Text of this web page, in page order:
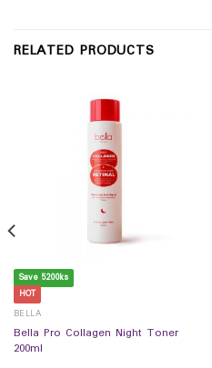
RELATED PRODUCTS
Save 5200ks
HOT
BELLA
Bella Pro Collagen Night Toner
200ml